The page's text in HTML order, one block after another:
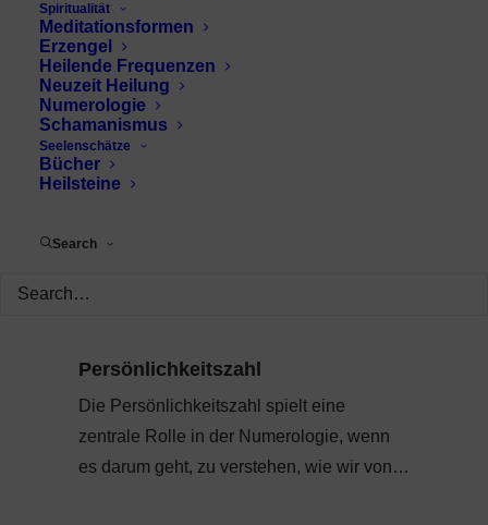
Spiritualität
Meditationsformen
Erzengel
Heilende Frequenzen
Neuzeit Heilung
Numerologie
Schamanismus
Seelenschätze
Bücher
Heilsteine
Search
Persönlichkeitszahl
Die Persönlichkeitszahl spielt eine
zentrale Rolle in der Numerologie, wenn
es darum geht, zu verstehen, wie wir von…